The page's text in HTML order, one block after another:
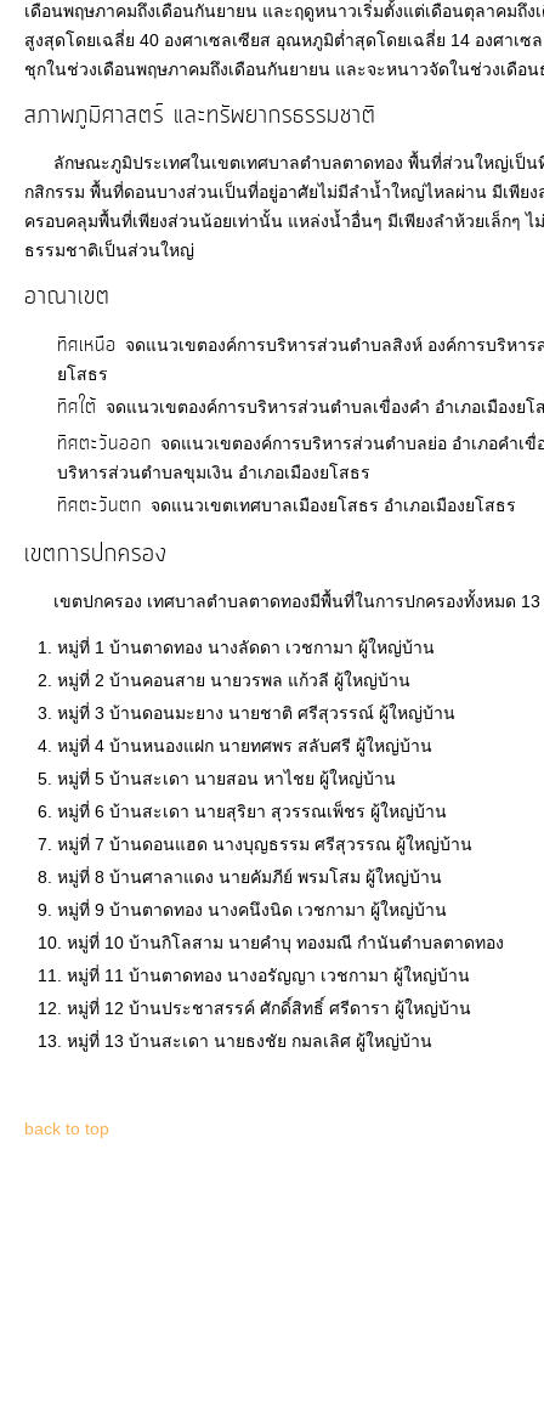
Q&A
การ
ติดต่อ
เดือนพฤษภาคมถึงเดือนกันยายน และฤดูหนาวเริ่มตั้งแต่เดือนตุลาคม
สูงสุดโดยเฉลี่ย 40 องศาเซลเซียส อุณหภูมิต่ำสุดโดยเฉลี่ย 14 องศาเ
ชุกในช่วงเดือนพฤษภาคมถึงเดือนกันยายน และจะหนาวจัดในช่วงเดือ
สภาพภูมิศาสตร์ และทรัพยากรธรรมชาติ
ลักษณะภูมิประเทศในเขตเทศบาลตำบลตาดทอง พื้นที่ส่วนใหญ่เป็
กสิกรรม พื้นที่ดอนบางส่วนเป็นที่อยู่อาศัยไม่มีลำน้ำใหญ่ไหลผ่าน มีเพีย
ครอบคลุมพื้นที่เพียงส่วนน้อยเท่านั้น แหล่งน้ำอื่นๆ มีเพียงลำห้วยเล็กๆ
ธรรมชาติเป็นส่วนใหญ่
อาณาเขต
ทิศเหนือ จดแนวเขตองค์การบริหารส่วนตำบลสิงห์ องค์การบริหา
ยโสธร
ทิศใต้ จดแนวเขตองค์การบริหารส่วนตำบลเขื่องคำ อำเภอเมืองยโ
ทิศตะวันออก จดแนวเขตองค์การบริหารส่วนตำบลย่อ อำเภอคำเ
บริหารส่วนตำบลขุมเงิน อำเภอเมืองยโสธร
ทิศตะวันตก จดแนวเขตเทศบาลเมืองยโสธร อำเภอเมืองยโสธร
เขตการปกครอง
เขตปกครอง เทศบาลตำบลตาดทองมีพื้นที่ในการปกครองทั้งหมด
หมู่ที่ 1 บ้านตาดทอง นางลัดดา เวชกามา ผู้ใหญ่บ้าน
หมู่ที่ 2 บ้านคอนสาย นายวรพล แก้วลี ผู้ใหญ่บ้าน
หมู่ที่ 3 บ้านดอนมะยาง นายชาติ ศรีสุวรรณ์ ผู้ใหญ่บ้าน
หมู่ที่ 4 บ้านหนองแฝก นายทศพร สลับศรี ผู้ใหญ่บ้าน
หมู่ที่ 5 บ้านสะเดา นายสอน หาไชย ผู้ใหญ่บ้าน
หมู่ที่ 6 บ้านสะเดา นายสุริยา สุวรรณเพ็ชร ผู้ใหญ่บ้าน
หมู่ที่ 7 บ้านดอนแฮด นางบุญธรรม ศรีสุวรรณ ผู้ใหญ่บ้าน
หมู่ที่ 8 บ้านศาลาแดง นายคัมภีย์ พรมโสม ผู้ใหญ่บ้าน
หมู่ที่ 9 บ้านตาดทอง นางคนึงนิด เวชกามา ผู้ใหญ่บ้าน
หมู่ที่ 10 บ้านกิโลสาม นายคำบุ ทองมณี กำนันตำบลตาดทอง
หมู่ที่ 11 บ้านตาดทอง นางอรัญญา เวชกามา ผู้ใหญ่บ้าน
หมู่ที่ 12 บ้านประชาสรรค์ ศักดิ์สิทธิ์ ศรีดารา ผู้ใหญ่บ้าน
หมู่ที่ 13 บ้านสะเดา นายธงชัย กมลเลิศ ผู้ใหญ่บ้าน
back to top